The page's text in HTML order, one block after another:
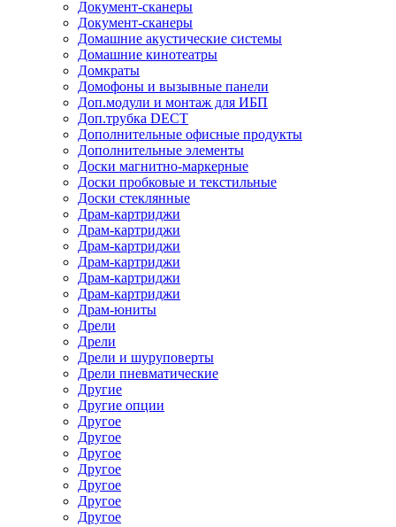
Документ-сканеры
Документ-сканеры
Домашние акустические системы
Домашние кинотеатры
Домкраты
Домофоны и вызывные панели
Доп.модули и монтаж для ИБП
Доп.трубка DECT
Дополнительные офисные продукты
Дополнительные элементы
Доски магнитно-маркерные
Доски пробковые и текстильные
Доски стеклянные
Драм-картриджи
Драм-картриджи
Драм-картриджи
Драм-картриджи
Драм-картриджи
Драм-картриджи
Драм-юниты
Дрели
Дрели
Дрели и шуруповерты
Дрели пневматические
Другие
Другие опции
Другое
Другое
Другое
Другое
Другое
Другое
Другое